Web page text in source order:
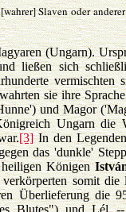
Slaven oder
(Ungarn).
ließen sich
vermischten
sie ihre
und Magor
Ungarn die
[3]In den
das 'dunkle'
heiligen Königen
somit
Überlieferung die
Blutes") und Lél --